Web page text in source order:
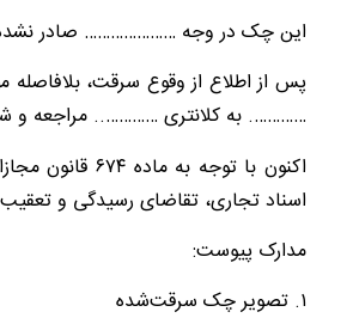
این چک در وجه ………………… صادر
پس از اطلاع از وقوع سرقت،
…………. به کلانتری ………….. مراجعه و
اکنون با
اسناد تجاری، تقاضای رسیدگی و
مدارک پیوست:
۱. تصویر چک سرقت‌شده